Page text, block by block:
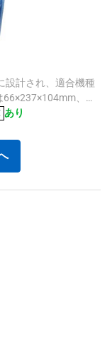
設計され、適合機種
、重
あり